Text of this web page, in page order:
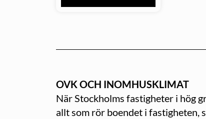
OVK OCH INOMHUSKLIMAT
När Stockholms fastigheter i hög
allt som rör boendet i fastigheten,